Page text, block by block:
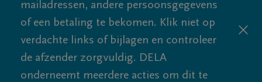
mailadressen, andere persoonsgegevens
of een betaling te bekomen. Klik niet op
verdachte links of bijlagen en controleer
de afzender zorgvuldig. DELA
onderneemt meerdere acties om dit te